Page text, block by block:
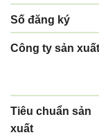
Số đăng ký
Công ty sản xuất
Tiêu chuẩn sản
xuất